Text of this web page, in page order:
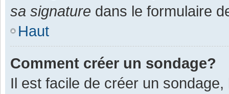
sa signature dans le formulaire
Haut
Comment créer un sondage?
Il est facile de créer un